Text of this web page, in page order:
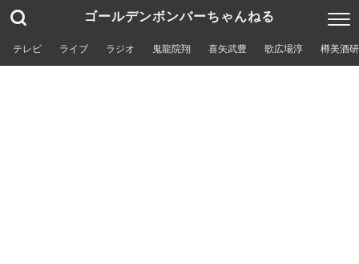
ゴールデンボンバーちゃんねる
テレビ ライブ ラジオ 鬼龍院翔 喜矢武豊 歌広場淳 樽美酒